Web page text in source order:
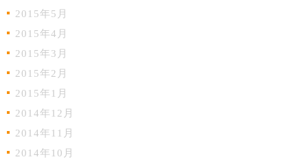
2015年5月
2015年4月
2015年3月
2015年2月
2015年1月
2014年12月
2014年11月
2014年10月